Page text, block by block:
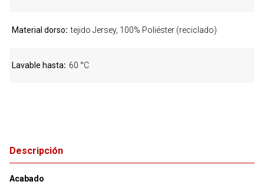
Descripción
Acabado
Material dorso tejido Jersey, 100% Poliéster (reciclado)
Lavable hasta 60 °C